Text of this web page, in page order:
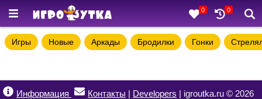
0 0
Игры Новые Аркады Бродилки Гонки
Информация Контакты | Developers | igroutka.ru © 2026